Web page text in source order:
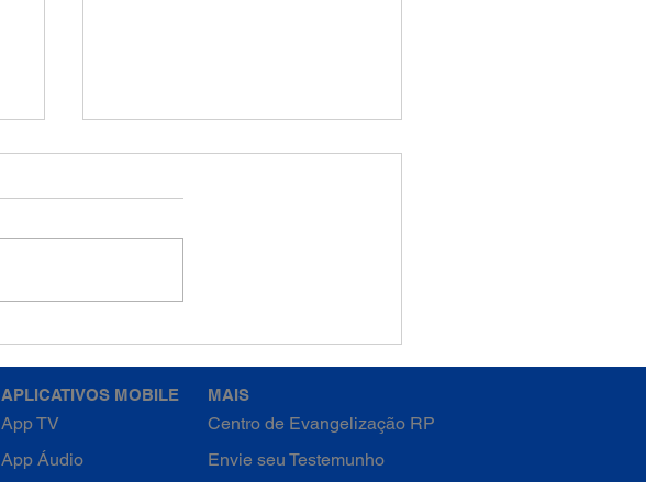
Terça-feira
APLICATIVOS MOBILE
App TV
App Áudio
MAIS
Centro de Evangelização RP
Envie seu Testemunho